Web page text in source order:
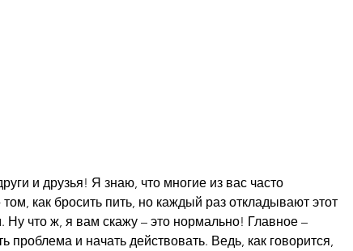
и друзья! Я знаю, что многие из вас часто
как бросить пить, но каждый раз откладывают этот
Ну что ж, я вам скажу – это нормально! Главное –
проблема и начать действовать. Ведь, как говорится,